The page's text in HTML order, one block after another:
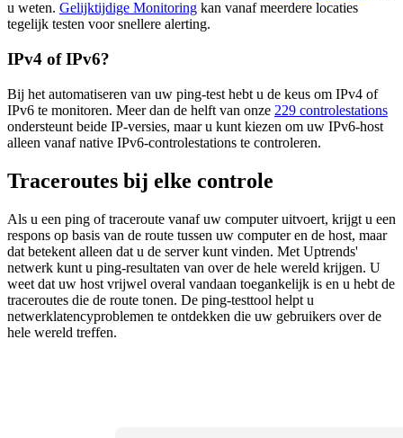
u weten. Gelijktijdige Monitoring kan vanaf meerdere locaties
tegelijk testen voor snellere alerting.
IPv4 of IPv6?
Bij het automatiseren van uw ping-test hebt u de keus om IPv4 of
IPv6 te monitoren. Meer dan de helft van onze 229 controlestations
ondersteunt beide IP-versies, maar u kunt kiezen om uw IPv6-host
alleen vanaf native IPv6-controlestations te controleren.
Traceroutes bij elke controle
Als u een ping of traceroute vanaf uw computer uitvoert, krijgt u een
respons op basis van de route tussen uw computer en de host, maar
dat betekent alleen dat u de server kunt vinden. Met Uptrends'
netwerk kunt u ping-resultaten van over de hele wereld krijgen. U
weet dat uw host vrijwel overal vandaan toegankelijk is en u hebt de
traceroutes die de route tonen. De ping-testtool helpt u
netwerklatencyproblemen te ontdekken die uw gebruikers over de
hele wereld treffen.